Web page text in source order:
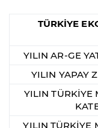
TÜRKİYE
YILIN AR-GE
YILIN YAPAY
YILIN TÜRKİYE
YILIN TÜRKİYE